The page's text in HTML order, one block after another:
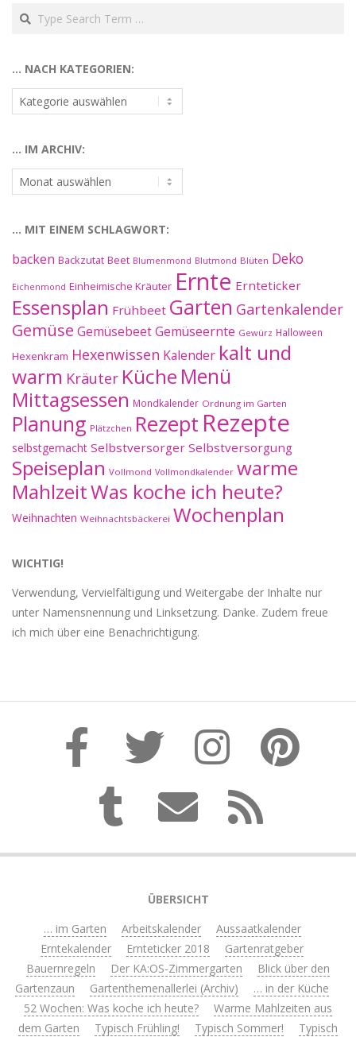
Search
… NACH KATEGORIEN:
…
nach
… IM ARCHIV:
…
im
… MIT EINEM SCHLAGWORT:
backen Backzutat Beet Blumenmond Blutmond Blüten Deko
Eichenmond Einheimische Kräuter Ernte Ernteticker
Essensplan Frühbeet Garten Gartenkalender
Gemüse GemüsebeetGemüseernte Gewürz Halloween
Hexenkram Hexenwissen Kalender kalt und
warm Kräuter Küche Menü
Mittagsessen Mondkalender Ordnung im Garten
Planung Plätzchen Rezept Rezepte
selbstgemacht Selbstversorger Selbstversorgung
Speiseplan Vollmond Vollmondkalender warme
MahlzeitWas koche ich heute?
Weihnachten Weihnachtsbäckerei Wochenplan
WICHTIG!
Verwendung, Vervielfältigung und Weitergabe der Inhalte nur
unter Namensnennung und Linksetzung. Danke. Zudem freue
ich mich über eine Benachrichtigung.
ÜBERSICHT
… im Garten
Arbeitskalender
Aussaatkalender
Erntekalender
Ernteticker 2018
Gartenratgeber
Bauernregeln
Der KA:OS-Zimmergarten
Blick über den
Gartenzaun
Gartenthemenallerlei (Archiv)
… in der Küche
52 Wochen: Was koche ich heute?
Warme Mahlzeiten aus
dem Garten
Typisch Frühling! Typisch Sommer!
Typisch